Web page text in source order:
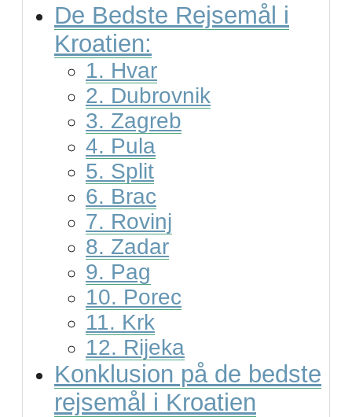
De Bedste Rejsemål i
Kroatien:
1. Hvar
2. Dubrovnik
3. Zagreb
4. Pula
5. Split
6. Brac
7. Rovinj
8. Zadar
9. Pag
10. Porec
11. Krk
12. Rijeka
Konklusion på de bedste
rejsemål i Kroatien